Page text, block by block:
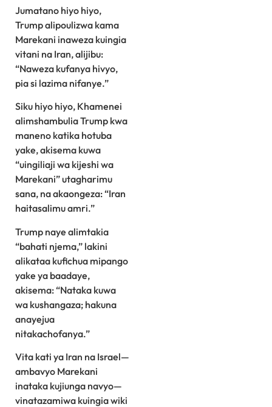
Jumatano hiyo hiyo,
Trump alipoulizwa kama
Marekani inaweza kuingia
vitani na Iran, alijibu:
“Naweza kufanya hivyo,
pia si lazima nifanye.”
Siku hiyo hiyo, Khamenei
alimshambulia Trump kwa
maneno katika hotuba
yake, akisema kuwa
“uingiliaji wa kijeshi wa
Marekani” utagharimu
sana, na akaongeza: “Iran
haitasalimu amri.”
Trump naye alimtakia
“bahati njema,” lakini
alikataa kufichua mipango
yake ya baadaye,
akisema: “Nataka kuwa
wa kushangaza; hakuna
anayejua
nitakachofanya.”
Vita kati ya Iran na Israel—
ambavyo Marekani
inataka kujiunga navyo—
vinatazamiwa kuingia wiki